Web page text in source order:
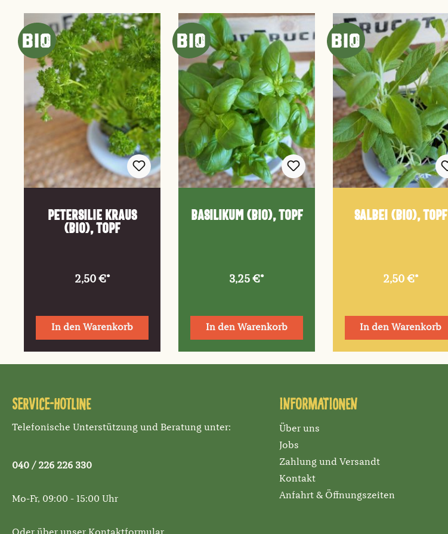
Petersilie kraus
(Bio), Topf
2,50 €*
In den Warenkorb
Basilikum (Bio), Topf
3,25 €*
In den Warenkorb
Salbei (Bio), Topf
2,50 €*
In den Warenkorb
Service-Hotline
Telefonische Unterstützung und Beratung unter:
040 / 226 226 330
Mo-Fr, 09:00 - 15:00 Uhr
Informationen
Über uns
Jobs
Zahlung und Versandt
Kontakt
Anfahrt & Öffnungszeiten